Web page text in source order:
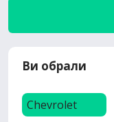
Ви обрали
Chevrolet